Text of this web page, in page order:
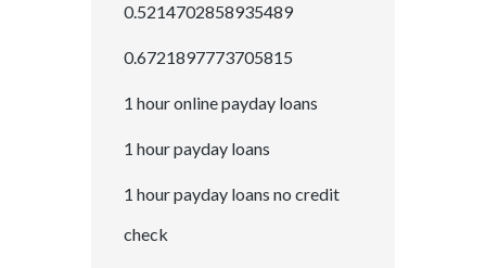
0.5214702858935489
0.6721897773705815
1 hour online payday loans
1 hour payday loans
1 hour payday loans no credit
check